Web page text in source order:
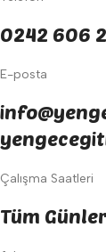
0242 606
E-posta
Çalışma Saatleri
Tüm